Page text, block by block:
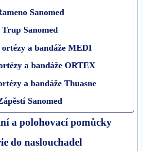
Sanomed
Trup Sanomed
a bandáže MEDI
a bandáže ORTEX
a bandáže Thuasne
Sanomed
a polohovací pomůcky
do naslouchadel